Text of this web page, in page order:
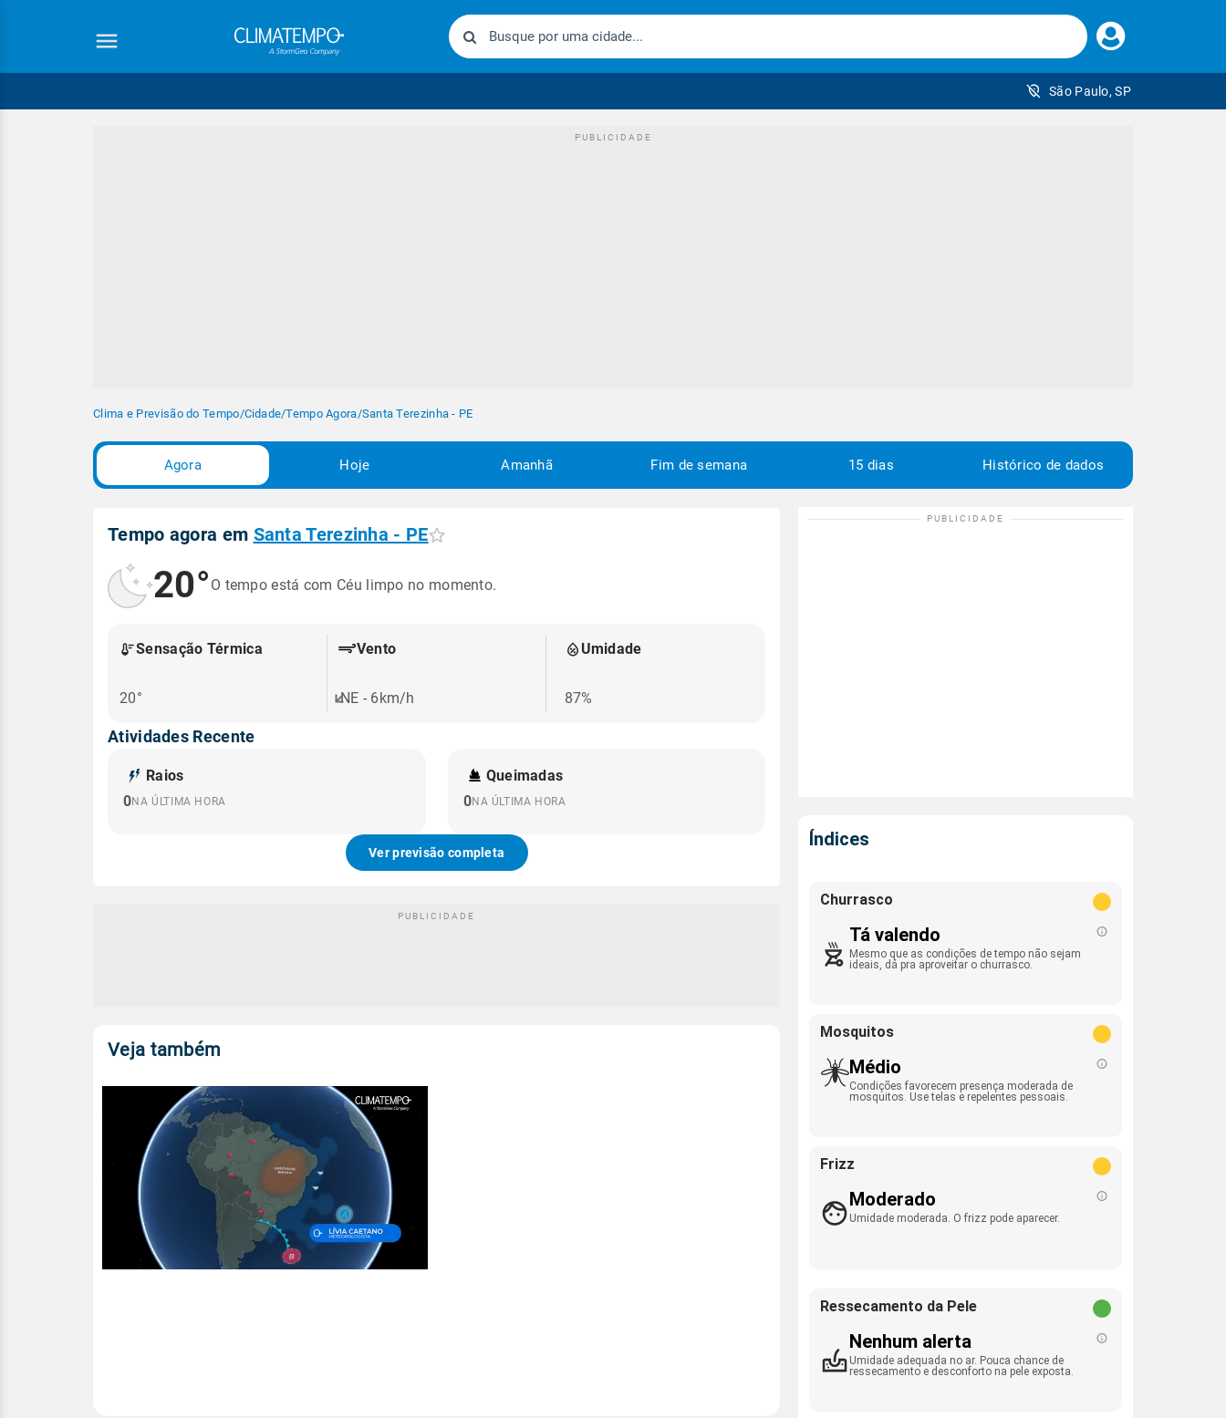
Faça
seu
São Paulo, SP
Clima e Previsão do Tempo/Cidade/Tempo Agora/Santa Terezinha - PE
Agora Hoje Amanhã Fim de semana 15 dias Histórico de dados
Tempo agora em Santa Terezinha - PE
20° O tempo está com Céu limpo no momento.
Sensação Térmica
20°
Vento
NE - 6km/h
Umidade
87%
Atividades Recente
Raios
0NA ÚLTIMA HORA
Queimadas
0NA ÚLTIMA HORA
Ver previsão completa
Veja também
Índices
Churrasco
Tá valendo
Mesmo que as condições de tempo não sejam
ideais, dá pra aproveitar o churrasco.
Mosquitos
Médio
Condições favorecem presença moderada de
mosquitos. Use telas e repelentes pessoais.
Frizz
Moderado
Umidade moderada. O frizz pode aparecer.
Ressecamento da Pele
Nenhum alerta
Umidade adequada no ar. Pouca chance de
ressecamento e desconforto na pele exposta.